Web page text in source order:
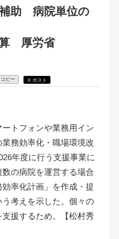
助 病院単位の
算 厚労省
ピー X ポスト
トフォンや業務用イン
務効率化・職場環境改
年度に行う支援事業に
の病院を運営する場合
率化計画」を作成・提
考えを示した。個々の
援するため。【松村秀